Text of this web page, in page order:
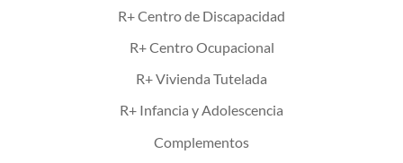
R+ Centro de Discapacidad
R+ Centro Ocupacional
R+ Vivienda Tutelada
R+ Infancia y Adolescencia
Complementos